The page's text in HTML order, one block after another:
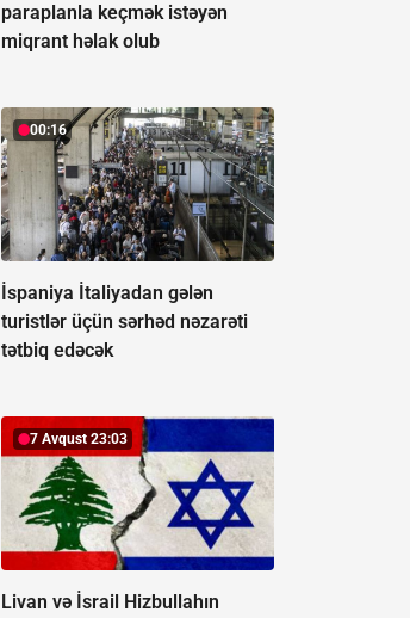
paraplanla keçmək istəyən
miqrant həlak olub
00:16
İspaniya İtaliyadan gələn
turistlər üçün sərhəd nəzarəti
tətbiq edəcək
7 Avqust 23:03
Livan və İsrail Hizbullahın